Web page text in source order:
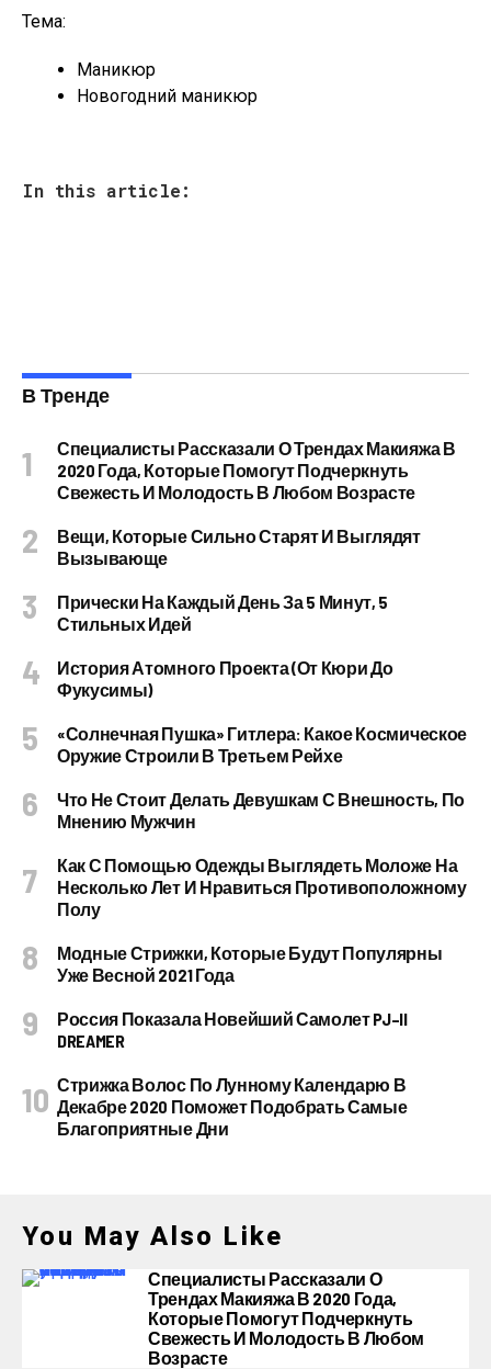
Тема:
Маникюр
Новогодний маникюр
In this article:
В Тренде
Специалисты Рассказали О Трендах Макияжа В
2020 Года, Которые Помогут Подчеркнуть
Свежесть И Молодость В Любом Возрасте
Вещи, Которые Сильно Старят И Выглядят
Вызывающе
Прически На Каждый День За 5 Минут, 5
Стильных Идей
История Атомного Проекта (от Кюри До
Фукусимы)
«Солнечная Пушка» Гитлера: Какое Космическое
Оружие Строили В Третьем Рейхе
Что Не Стоит Делать Девушкам С Внешность, По
Мнению Мужчин
Как С Помощью Одежды Выглядеть Моложе На
Несколько Лет И Нравиться Противоположному
Полу
Модные Стрижки, Которые Будут Популярны
Уже Весной 2021 Года
Россия Показала Новейший Самолет PJ–II
DREAMER
Стрижка Волос По Лунному Календарю В
Декабре 2020 Поможет Подобрать Самые
Благоприятные Дни
You May Also Like
Специалисты Рассказали О
Трендах Макияжа В 2020 Года,
Которые Помогут Подчеркнуть
Свежесть И Молодость В Любом
Возрасте